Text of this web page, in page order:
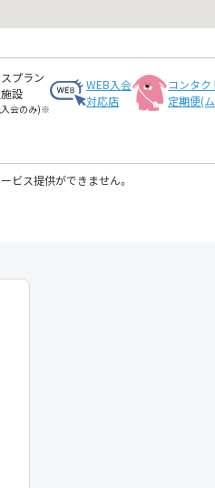
プラン
設
会のみ)※
WEB入会
対応店
コンタ
定期便(
ビス提供ができません。